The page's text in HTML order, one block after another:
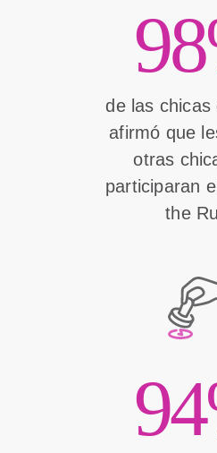
de las chicas
afirmó que
otras
participaran
the